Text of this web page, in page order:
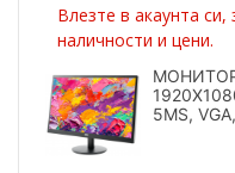
Влезте в акаунта си,
наличности и цени.
МОНИТОР
5MS,